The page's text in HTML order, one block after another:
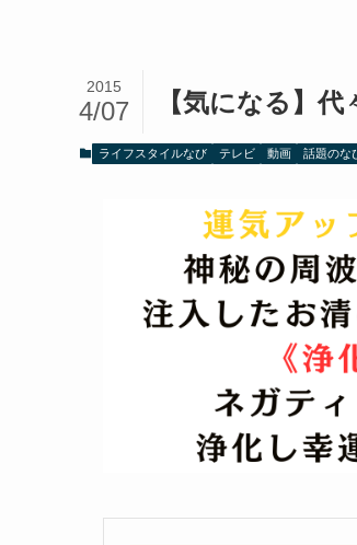
【気になる】
2015
4/07
ライフスタイルなび テレビ 動画 話題のな